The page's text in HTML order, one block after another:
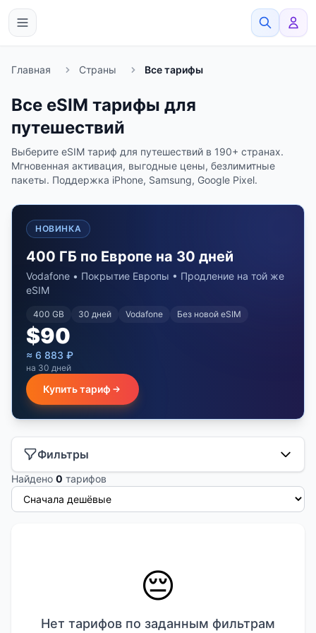
Главная Страны Все тарифы
Все eSIM тарифы для
путешествий
Выберите eSIM тариф для путешествий в 190+ странах.
Мгновенная активация, выгодные цены, безлимитные
пакеты. Поддержка iPhone, Samsung, Google Pixel.
НОВИНКА
400 ГБ по Европе на 30 дней
Vodafone • Покрытие Европы • Продление на той же
eSIM
400 GB 30 дней Vodafone Без новой eSIM
$90
≈ 6 883 ₽
на 30 дней
Купить тариф
Фильтры
Найдено 0 тарифов
😔
Нет тарифов по заданным фильтрам